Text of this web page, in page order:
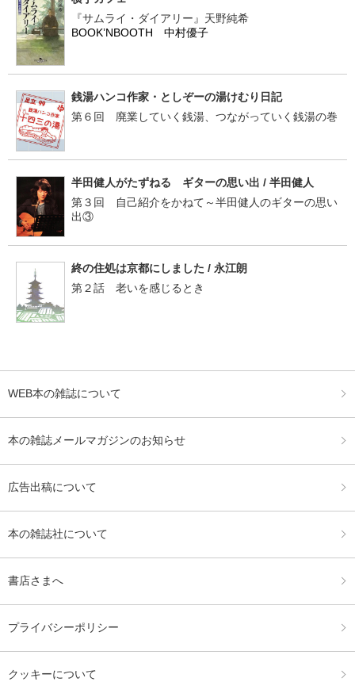
『サムライ・ダイアリー』天野純希
BOOK’NBOOTH 中村優子
銭湯ハンコ作家・としぞーの湯けむり日記
第６回 廃業していく銭湯、つながっていく銭湯の巻
半田健人がたずねる ギターの思い出 / 半田健人
第３回 自己紹介をかねて～半田健人のギターの思い
出③
終の住処は京都にしました / 永江朗
第２話 老いを感じるとき
WEB本の雑誌について
本の雑誌メールマガジンのお知らせ
広告出稿について
本の雑誌社について
書店さまへ
プライバシーポリシー
クッキーについて